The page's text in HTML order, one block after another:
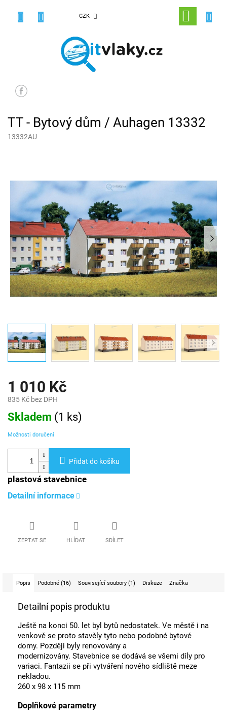
CZK
NÁKUPNÍ
KOŠÍK
TT - Bytový dům / Auhagen 13332
13332AU
1 010 Kč
835 Kč bez DPH
Měrná
cena:
Skladem (1 ks)
Možnosti doručení
Přidat do košíku
plastová stavebnice
Detailní informace
ZEPTAT SE HLÍDAT SDÍLET
Popis Podobné (16) Související soubory (1) Diskuze Značka
Detailní popis produktu
Ještě na konci 50. let byl bytů nedostatek. Ve městě i na
venkově se proto stavěly tyto nebo podobné bytové
domy. Později byly renovovány a
modernizovány. Stavebnice se dodává se všemi díly pro
variaci. Fantazii se při vytváření nového sídliště meze
nekladou.
260 x 98 x 115 mm
Doplňkové parametry